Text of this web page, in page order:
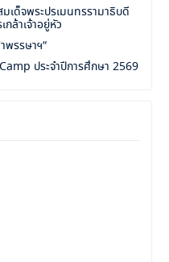
ด็จพระปรเมนทรรามาธิบดี
ล้าเจ้าอยู่หัว
พรรษาฯ“
ประจำปีการศึกษา 2569